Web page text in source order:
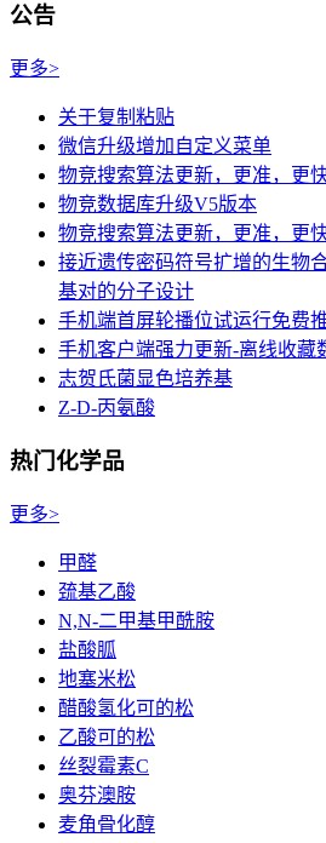
公告
更多>
关于复制粘贴
微信升级增加自定义菜单
物竞搜索算法更新，更准，更快
物竞数据库升级V5版本
物竞搜索算法更新，更准，更快
接近遗传密码符号扩增的生物
基对的分子设计
手机端首屏轮播位试运行免费推
手机客户端强力更新-离线收藏
志贺氏菌显色培养基
Z-D-丙氨酸
热门化学品
更多>
甲醛
巯基乙酸
N,N-二甲基甲酰胺
盐酸胍
地塞米松
醋酸氢化可的松
乙酸可的松
丝裂霉素C
奥芬澳胺
麦角骨化醇